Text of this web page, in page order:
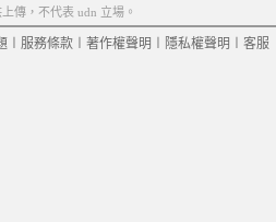
傳，不代表 udn 立場。
服務條款 著作權聲明 隱私權聲明 客服